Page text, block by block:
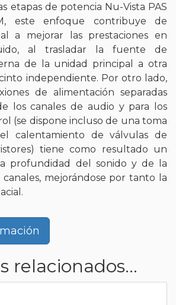
etapas de potencia Nu-Vista PAS
este enfoque contribuye de
a mejorar las prestaciones en
al trasladar la fuente de
de la unidad principal a otra
independiente. Por otro lado,
de alimentación separadas
los canales de audio y para los
(se dispone incluso de una toma
calentamiento de válvulas de
tiene como resultado un
profundidad del sonido y de la
mejorándose por tanto la
relacionados...